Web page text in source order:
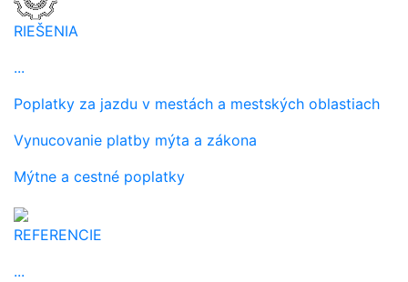
RIEŠENIA
...
Poplatky za jazdu v mestách a mestských oblastiach
Vynucovanie platby mýta a zákona
Mýtne a cestné poplatky
REFERENCIE
...